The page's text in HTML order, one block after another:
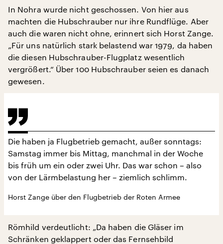
In Nohra wurde nicht geschossen. Von hier aus
machten die Hubschrauber nur ihre Rundflüge. Aber
auch die waren nicht ohne, erinnert sich Horst Zange.
„Für uns natürlich stark belastend war 1979, da haben
die diesen Hubschrauber-Flugplatz wesentlich
vergrößert.“ Über 100 Hubschrauber seien es danach
gewesen.
Die haben ja Flugbetrieb gemacht, außer sonntags:
Samstag immer bis Mittag, manchmal in der Woche
bis früh um ein oder zwei Uhr. Das war schon – also
von der Lärmbelastung her – ziemlich schlimm.
Horst Zange über den Flugbetrieb der Roten Armee
Römhild verdeutlicht: „Da haben die Gläser im
Schränken geklappert oder das Fernsehbild